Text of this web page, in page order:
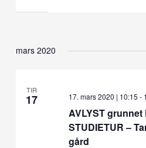
mars 2020
TIR
17
AVLYST grunnet
STUDIETUR –
gård
17. mars 2020 | 10:15 -